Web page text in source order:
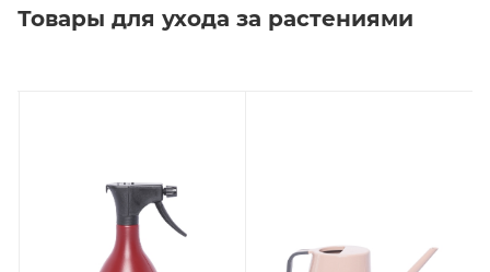
Товары для ухода за растениями